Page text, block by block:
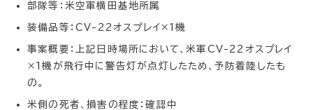
部隊等：米空軍横田基地所属
装備品等：CV-22オスプレイ×1機
事案概要：上記日時場所において、米軍CV-22オスプレイ
×1機が飛行中に警告灯が点灯したため、予防着陸したも
の。
米側の死者、損害の程度：確認中